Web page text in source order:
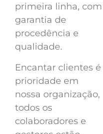
primeira linha, com
garantia de
procedência e
qualidade.
Encantar clientes é
prioridade em
nossa organização,
todos os
colaboradores e